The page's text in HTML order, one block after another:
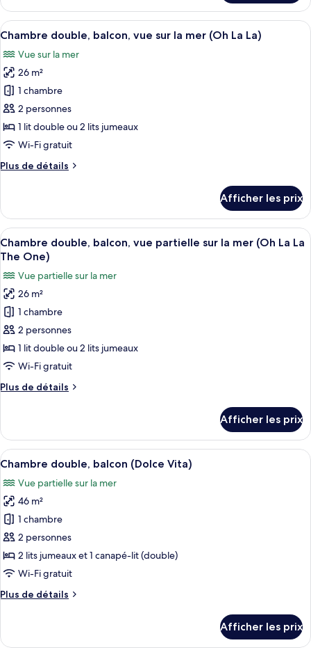
vue
partielle
sur
la
mer
(Oh
La
La)
Chambre
double,
balcon,
partielle
sur
la
mer
(Oh
La
La)
Afficher
toutes
les
photos
pour
ce
type
de
chambre :
Chambre
vue
sur
la
(Oh
La
La)
Une chambre d’hôtel moderne
10
Chambre double, balcon, vue sur la mer (Oh La La)
Vue sur la mer
26 m²
1 chambre
2 personnes
1 lit double ou 2 lits jumeaux
Wi-Fi gratuit
Plus de détails
Plus
Chambre
double,
balcon,
vue
la
mer
(Oh
La
La)
Afficher les prix
Afficher
toutes
photos
pour
ce
type
de
chambre :
double,
partielle
sur
mer
(Oh
La
La
The
One)
Une chambre d’hôtel moderne
11
Chambre double, balcon, vue partielle sur la mer (Oh La La
The One)
Vue partielle sur la mer
26 m²
1 chambre
2 personnes
1 lit double ou 2 lits jumeaux
Wi-Fi gratuit
Plus de détails
Plus
Chambre
double,
balcon,
partielle
sur
la
mer
(Oh
La
La
The
Afficher les prix
Afficher
toutes
les
photos
pour
ce
type
de
chambre :
Chambre
(Dolce
Une chambre d’hôtel moderne
9
Chambre double, balcon (Dolce Vita)
Vue partielle sur la mer
46 m²
1 chambre
2 personnes
2 lits jumeaux et 1 canapé-lit (double)
Wi-Fi gratuit
Plus de détails
Plus
Chambre
Afficher les prix